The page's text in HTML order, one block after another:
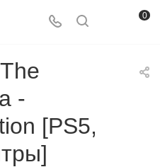
0
-
[PS5,